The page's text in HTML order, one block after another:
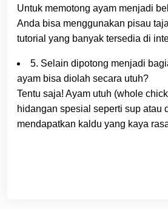
Untuk memotong ayam menjadi
Anda bisa menggunakan pisau
tutorial yang banyak tersedia di
5. Selain dipotong menjadi
ayam bisa diolah secara utuh?
Tentu saja! Ayam utuh (whole
hidangan spesial seperti sup atau
mendapatkan kaldu yang kaya